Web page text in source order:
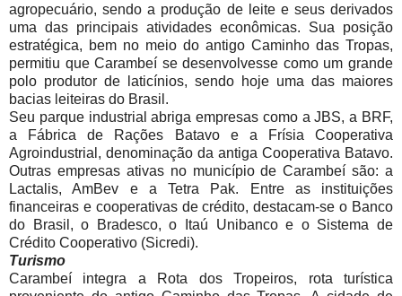
agropecuário, sendo a produção de leite e seus derivados
uma das principais atividades econômicas. Sua posição
estratégica, bem no meio do antigo Caminho das Tropas,
permitiu que Carambeí se desenvolvesse como um grande
polo produtor de laticínios, sendo hoje uma das maiores
bacias leiteiras do Brasil.
Seu parque industrial abriga empresas como a JBS, a BRF,
a Fábrica de Rações Batavo e a Frísia Cooperativa
Agroindustrial, denominação da antiga Cooperativa Batavo.
Outras empresas ativas no município de Carambeí são: a
Lactalis, AmBev e a Tetra Pak. Entre as instituições
financeiras e cooperativas de crédito, destacam-se o Banco
do Brasil, o Bradesco, o Itaú Unibanco e o Sistema de
Crédito Cooperativo (Sicredi).
Turismo
Carambeí integra a Rota dos Tropeiros, rota turística